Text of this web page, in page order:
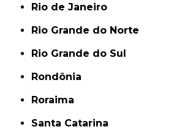
Rio de Janeiro
Rio Grande do Norte
Rio Grande do Sul
Rondônia
Roraima
Santa Catarina